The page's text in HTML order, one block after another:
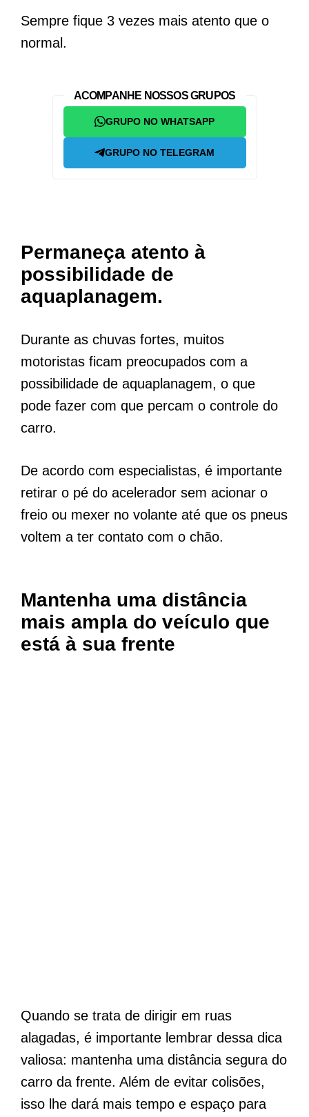
Sempre fique 3 vezes mais atento que o
normal.
ACOMPANHE NOSSOS GRUPOS
GRUPO NO WHATSAPP
GRUPO NO TELEGRAM
Permaneça atento à
possibilidade de
aquaplanagem.
Durante as chuvas fortes, muitos
motoristas ficam preocupados com a
possibilidade de aquaplanagem, o que
pode fazer com que percam o controle do
carro.
De acordo com especialistas, é importante
retirar o pé do acelerador sem acionar o
freio ou mexer no volante até que os pneus
voltem a ter contato com o chão.
Mantenha uma distância
mais ampla do veículo que
está à sua frente
Quando se trata de dirigir em ruas
alagadas, é importante lembrar dessa dica
valiosa: mantenha uma distância segura do
carro da frente. Além de evitar colisões,
isso lhe dará mais tempo e espaço para